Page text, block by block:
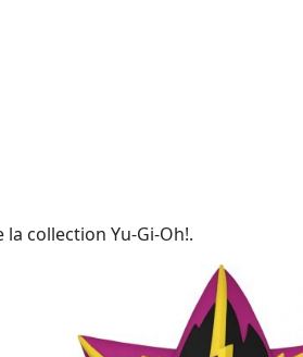
collection Yu-Gi-Oh!.